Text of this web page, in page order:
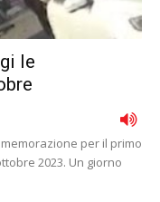
le
per il primo
2023. Un giorno